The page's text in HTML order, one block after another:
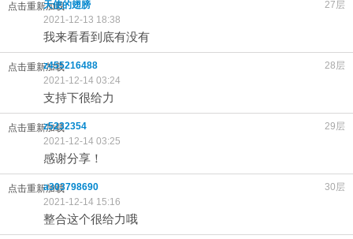
点击重新加载 27层
天使的翅膀
2021-12-13 18:38
我来看看到底有没有
点击重新加载 28层
z455216488
2021-12-14 03:24
支持下很给力
点击重新加载 29层
z5232354
2021-12-14 03:25
感谢分享！
点击重新加载 30层
a303798690
2021-12-14 15:16
整合这个很给力哦